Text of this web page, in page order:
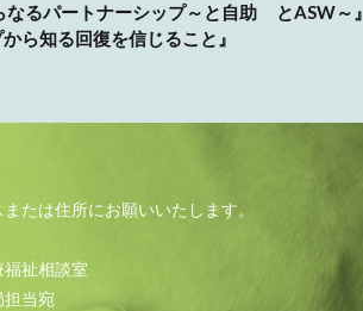
なるパートナーシップ～と自助
ら知る回復を信じること』
とASW～』
たは住所にお願いいたします。
祉相談室
当宛